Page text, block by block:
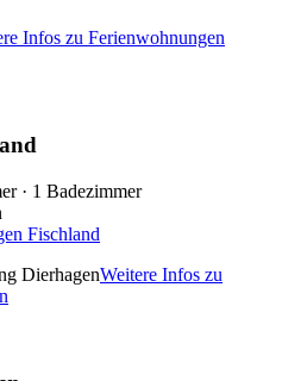
Infos zu Ferienwohnungen
· 1 Badezimmer
Fischland
Weitere Infos zu